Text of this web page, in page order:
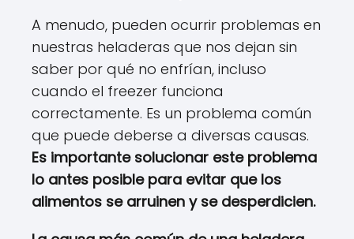
A menudo, pueden ocurrir problemas en
nuestras heladeras que nos dejan sin
saber por qué no enfrían, incluso
cuando el freezer funciona
correctamente. Es un problema común
que puede deberse a diversas causas.
Es importante solucionar este problema
lo antes posible para evitar que los
alimentos se arruinen y se desperdicien.